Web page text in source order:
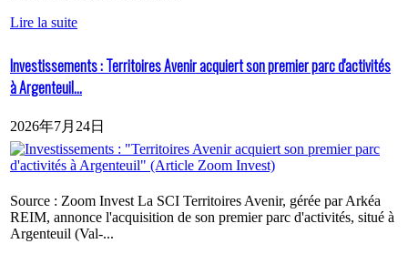
Lire la suite
Investissements : Territoires Avenir acquiert son premier parc d'activités
à Argenteuil...
2026年7月24日
Source : Zoom Invest La SCI Territoires Avenir, gérée par Arkéa
REIM, annonce l'acquisition de son premier parc d'activités, situé à
Argenteuil (Val-...